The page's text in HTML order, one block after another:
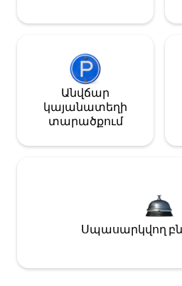
Անվճար
կայանատեղի
տարածքում
Սպասարկվող